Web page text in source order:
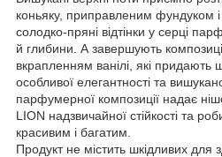
коньяку, приправленим фундуком
солодко-пряні відтінки у серці
й глибини. А завершують
вкрапленням ванілі, які
особливої елегантності та
парфумерної композиції надає
LION надзвичайної стійкості та
красивим і багатим.
Продукт не містить шкідливих для